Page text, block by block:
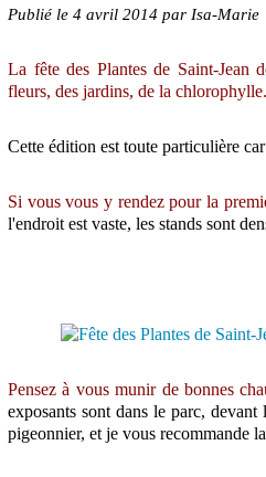
Publié le 4 avril 2014 par Isa-Marie
La fête des Plantes de Saint-Jean
fleurs, des jardins, de la
Cette édition est toute particulière
Si vous vous y rendez pour la
l'endroit est vaste, les stands sont
Pensez à vous munir de bonnes
exposants sont dans le parc,
pigeonnier, et je vous recommande